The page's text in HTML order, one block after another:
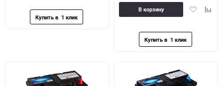
сравнению
Добавить
В корзину